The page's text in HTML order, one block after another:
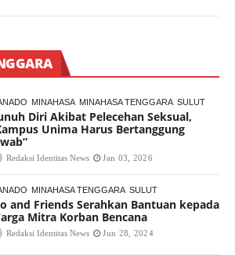
MINAHASA MINAHASA TENGGARA SULUT
Diri Akibat Pelecehan Seksual,
Unima Harus Bertanggung
Redaksi Identitas News Jan 03, 2026
MINAHASA TENGGARA SULUT
and Friends Serahkan Bantuan kepada
Mitra Korban Bencana
Redaksi Identitas News Jun 28, 2024